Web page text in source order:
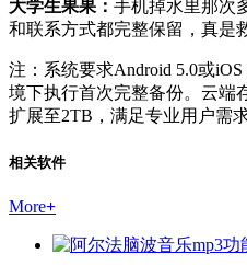
大学生果果： 手机掉水里那次
和联系方式都完整保留，真是
注：系统要求Android 5.0或
境下执行首次完整备份。云端
扩展至2TB，满足专业用户需求
相关软件
More+